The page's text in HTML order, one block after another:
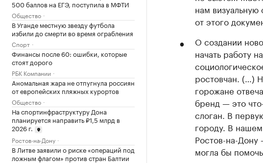
500 баллов на ЕГЭ, поступила в МФТИ
Общество
В Уганде местную звезду футбола
избили до смерти во время ограбления
Спорт
Финансы после 60: ошибки, которые
стоят дорого
РБК Компании
Аномальная жара не отпугнула россиян
от европейских пляжных курортов
Общество
На спортинфраструктуру Дона
планируется направить ₽1,5 млрд в
2026 г.
Ростов-на-Дону
В Литве заявили о риске «операций под
ложным флагом» против стран Балтии
нам визуальную
от этого
О создании
начать работу
ростовчан. (…)
горожане
бренд — это
слоган. В
городу. В
Ростов-на-
могла бы